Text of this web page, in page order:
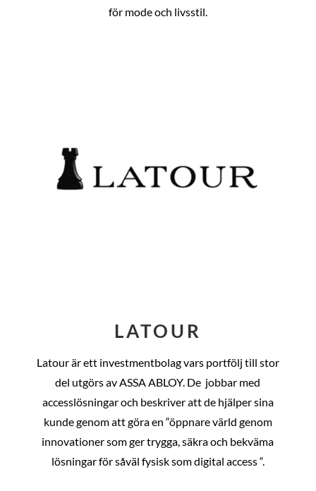
för mode och livsstil.
LATOUR
Latour är ett investmentbolag vars portfölj till stor
del utgörs av ASSA ABLOY. De jobbar med
accesslösningar och beskriver att de hjälper sina
kunde genom att göra en “öppnare värld genom
innovationer som ger trygga, säkra och bekväma
lösningar för såväl fysisk som digital access “.